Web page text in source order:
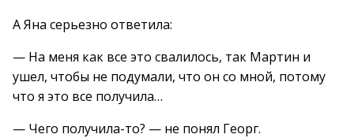
А Яна серьезно ответила:
— На меня как все это свалилось, так Мартин и
ушел, чтобы не подумали, что он со мной, потому
что я это все получила…
— Чего получила-то? — не понял Георг.